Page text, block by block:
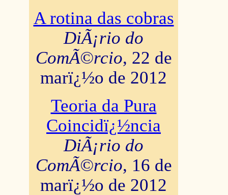
A rotina das cobras
DiÃ¡rio do
ComÃ©rcio, 22 de
marï¿½o de 2012
Teoria da Pura
Coincidï¿½ncia
DiÃ¡rio do
ComÃ©rcio, 16 de
marï¿½o de 2012